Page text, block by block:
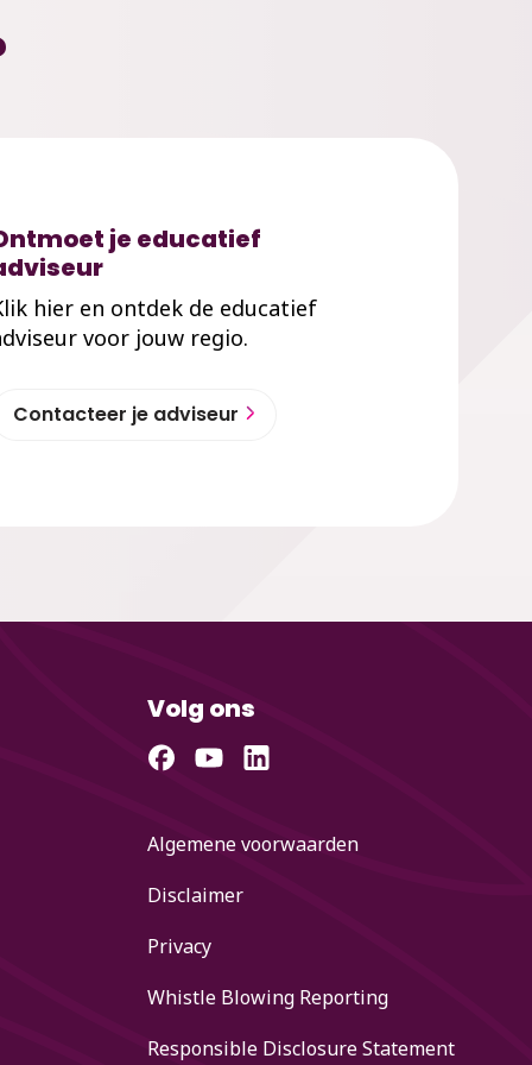
je educatief
hier en ontdek de educatief
voor jouw regio.
Contacteer je adviseur
Volg ons
Algemene voorwaarden
Disclaimer
Privacy
Whistle Blowing Reporting
Responsible Disclosure Statement